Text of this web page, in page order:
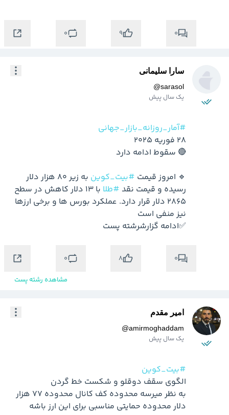
0
9
0
سارا سلیمانی
@sarasol
یک سال پیش
#آمار_روزانه_بازار_جهانی
🔹 امروز قیمت #بیت_کوین
رسیده و قیمت نقد #طلا
✅ادامه گزارشرشته پست
0
8
0
مشاهده رشته پست
امیر مقدم
@amirmoghaddam
یک سال پیش
#بیت_کوین
دلار محدوده حمایتی مناسبی برای این ارز باشه